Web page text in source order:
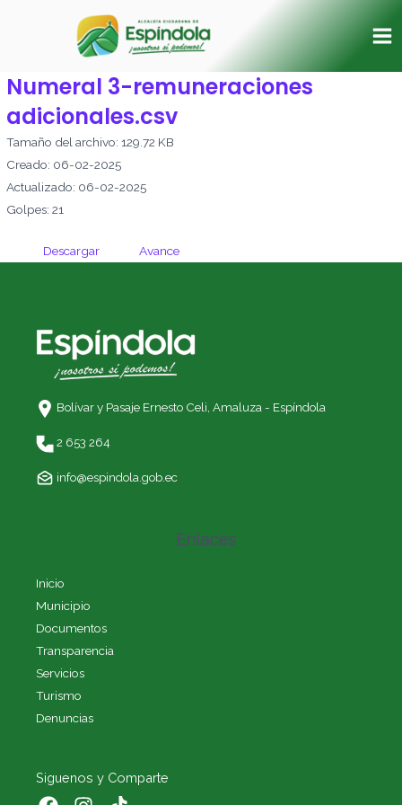
Numeral 3-remuneraciones
adicionales.csv
Tamaño del archivo: 129.72 KB
Creado: 06-02-2025
Actualizado: 06-02-2025
Golpes: 21
Descargar Avance
Bolívar y Pasaje Ernesto Celi, Amaluza - Espíndola
2 653 264
info@espindola.gob.ec
Enlaces
Inicio
Municipio
Documentos
Transparencia
Servicios
Turismo
Denuncias
Siguenos y Comparte